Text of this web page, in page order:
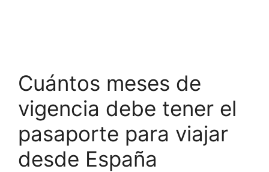
Cuántos meses de
vigencia debe tener el
pasaporte para viajar
desde España